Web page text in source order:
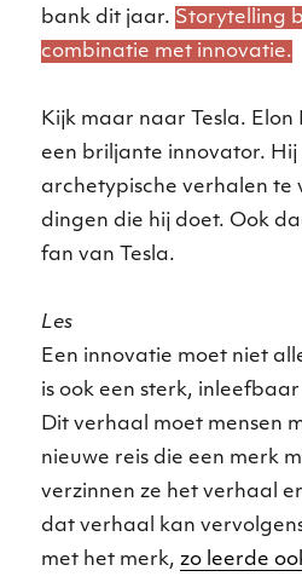
bank dit jaar. Storytelling
combinatie met innovatie.
Kijk maar naar Tesla. Elon
een briljante innovator. Hij
archetypische verhalen te
dingen die hij doet. Ook
fan van Tesla.
Les
Een innovatie moet niet
is ook een sterk,
Dit verhaal moet mensen
nieuwe reis die een merk
verzinnen ze het verhaal
dat verhaal kan
met het merk,zo leerde